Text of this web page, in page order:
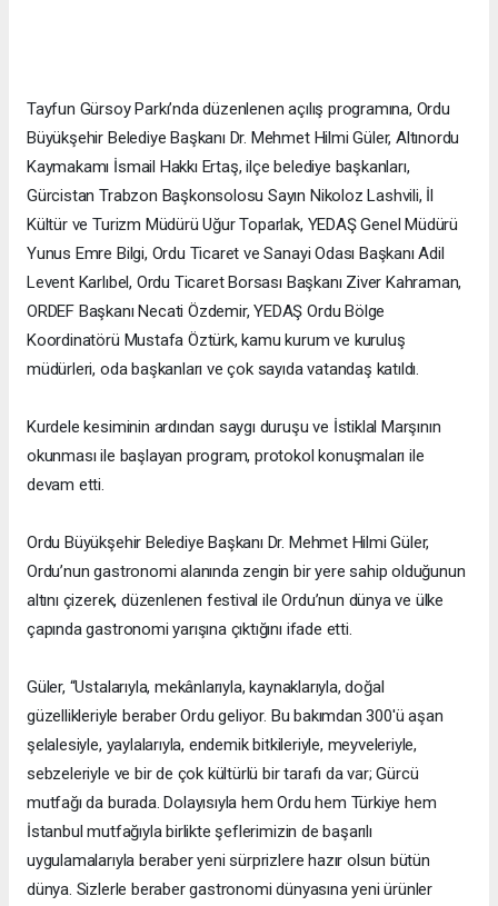
Tayfun Gürsoy Parkı’nda düzenlenen açılış programına, Ordu
Büyükşehir Belediye Başkanı Dr. Mehmet Hilmi Güler, Altınordu
Kaymakamı İsmail Hakkı Ertaş, ilçe belediye başkanları,
Gürcistan Trabzon Başkonsolosu Sayın Nikoloz Lashvili, İl
Kültür ve Turizm Müdürü Uğur Toparlak, YEDAŞ Genel Müdürü
Yunus Emre Bilgi, Ordu Ticaret ve Sanayi Odası Başkanı Adil
Levent Karlıbel, Ordu Ticaret Borsası Başkanı Ziver Kahraman,
ORDEF Başkanı Necati Özdemir, YEDAŞ Ordu Bölge
Koordinatörü Mustafa Öztürk, kamu kurum ve kuruluş
müdürleri, oda başkanları ve çok sayıda vatandaş katıldı.
Kurdele kesiminin ardından saygı duruşu ve İstiklal Marşının
okunması ile başlayan program, protokol konuşmaları ile
devam etti.
Ordu Büyükşehir Belediye Başkanı Dr. Mehmet Hilmi Güler,
Ordu’nun gastronomi alanında zengin bir yere sahip olduğunun
altını çizerek, düzenlenen festival ile Ordu’nun dünya ve ülke
çapında gastronomi yarışına çıktığını ifade etti.
Güler, “Ustalarıyla, mekânlarıyla, kaynaklarıyla, doğal
güzellikleriyle beraber Ordu geliyor. Bu bakımdan 300'ü aşan
şelalesiyle, yaylalarıyla, endemik bitkileriyle, meyveleriyle,
sebzeleriyle ve bir de çok kültürlü bir tarafı da var; Gürcü
mutfağı da burada. Dolayısıyla hem Ordu hem Türkiye hem
İstanbul mutfağıyla birlikte şeflerimizin de başarılı
uygulamalarıyla beraber yeni sürprizlere hazır olsun bütün
dünya. Sizlerle beraber gastronomi dünyasına yeni ürünler